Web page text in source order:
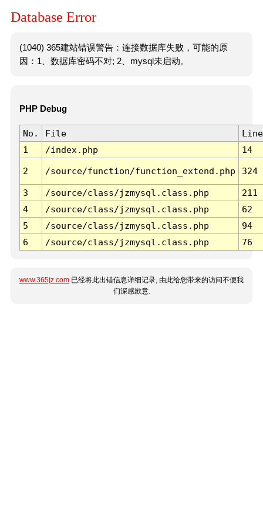
Database Error
(1040) 365建站错误警告：连接数据库失败，可能的原
因：1、数据库密码不对; 2、mysql未启动。
PHP Debug
No. File
Line
1
/index.php 14
2 /source/function/function_extend.php 324
3 /source/class/jzmysql.class.php
211
4
/source/class/jzmysql.class.php
62
5
/source/class/jzmysql.class.php
94
6
/source/class/jzmysql.class.php 76
www.365jz.com 已经将此出错信息详细记录, 由此给您带来的访问不便我
们深感歉意.